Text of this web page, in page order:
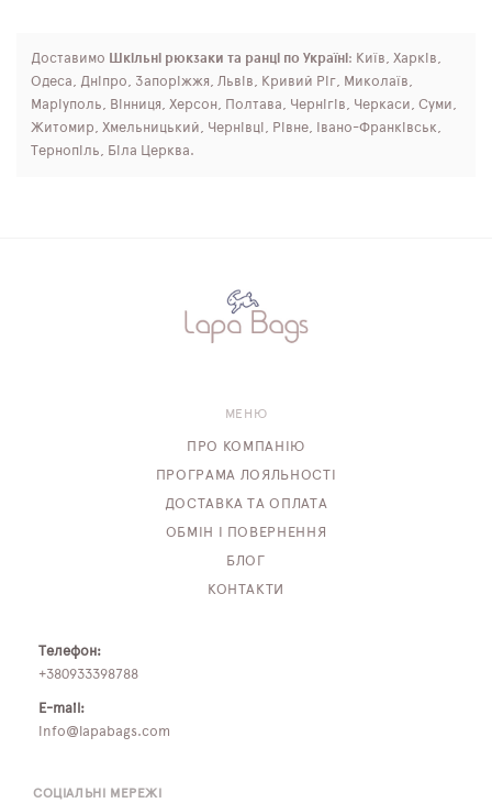
Доставимо Шкільні рюкзаки та ранці по Україні : Київ, Харків,
Одеса, Дніпро, Запоріжжя, Львів, Кривий Ріг, Миколаїв,
Маріуполь, Вінниця, Херсон, Полтава, Чернігів, Черкаси, Суми,
Житомир, Хмельницький, Чернівці, Рівне, Івано-Франківськ,
Тернопіль, Біла Церква.
СОЦІАЛЬНІ МЕРЕЖІ
МЕНЮ
ПРО КОМПАНІЮ
ПРОГРАМА ЛОЯЛЬНОСТІ
ДОСТАВКА ТА ОПЛАТА
ОБМІН І ПОВЕРНЕННЯ
БЛОГ
КОНТАКТИ
Телефон:
+380933398788
E-mail:
info@lapabags.com